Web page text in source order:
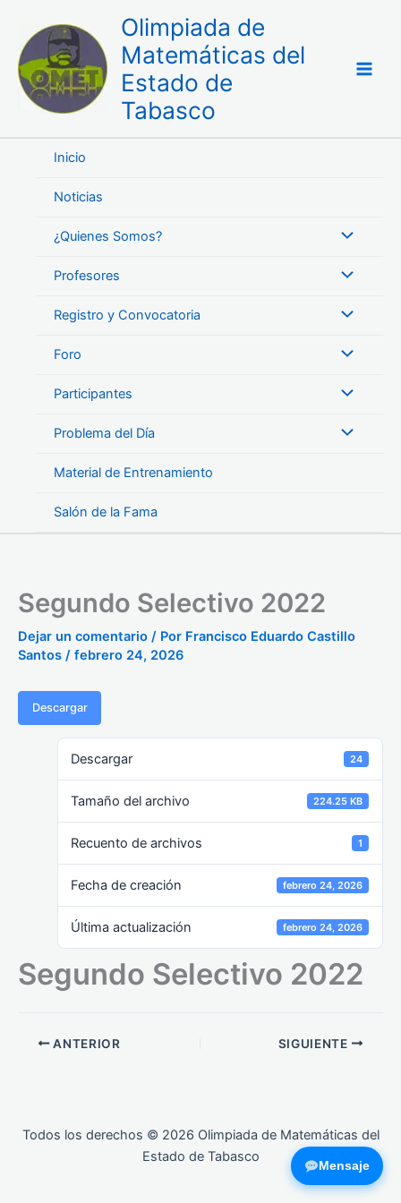
contenido
Olimpiada de
Matemáticas del
Estado de
Tabasco
Inicio
Noticias
¿Quienes Somos?
Profesores
Registro y Convocatoria
Foro
Participantes
Problema del Día
Material de Entrenamiento
Salón de la Fama
Segundo Selectivo 2022
Dejar un comentario / Por Francisco Eduardo Castillo
Santos / febrero 24, 2026
Descargar
Descargar 24
Tamaño del archivo 224.25 KB
Recuento de archivos 1
Fecha de creación febrero 24, 2026
Última actualización febrero 24, 2026
Segundo Selectivo 2022
ANTERIOR SIGUIENTE
Todos los derechos © 2026 Olimpiada de Matemáticas del
Estado de Tabasco
Mensaje